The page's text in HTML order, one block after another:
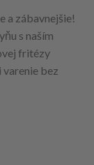
a zábavnejšie!
s naším
fritézy
varenie bez